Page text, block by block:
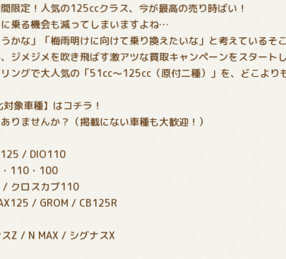
限定！人気の125ccクラス、今が最高の売り時ばい！
乗る機会も減ってしまいますよね…
うかな」「梅雨明けに向けて乗り換えたいな」と考えているそ
ジメジメを吹き飛ばす激アツな買取キャンペーンをスタート
ングで大人気の「51cc〜125cc（原付二種）」を、どこより
象車種】はコチラ！
りませんか？（掲載にない車種も大歓迎！）
/ DIO110
110・100
/ クロスカブ110
/ GROM / CB125R
Z / N MAX / シグナスX